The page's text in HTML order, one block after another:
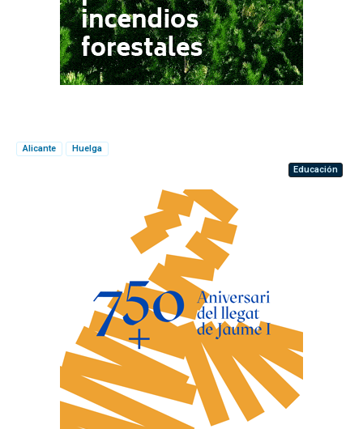
Alicante
Huelga
Educación